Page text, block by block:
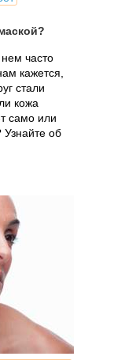
часто
кажется,
стали
кожа
само или
Узнайте об